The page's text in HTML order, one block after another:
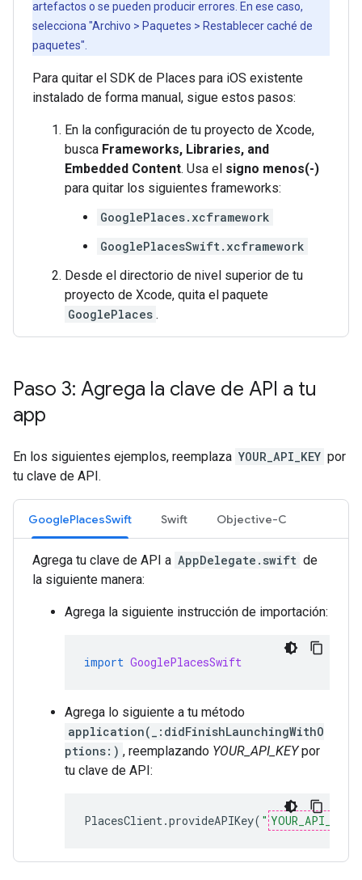
artefactos o se pueden producir errores. En ese caso,
selecciona "Archivo > Paquetes > Restablecer caché de
paquetes".
Para quitar el SDK de Places para iOS existente
instalado de forma manual, sigue estos pasos:
En la configuración de tu proyecto de Xcode,
busca Frameworks, Libraries, and
Embedded Content. Usa el signo menos(-)
para quitar los siguientes frameworks:
GooglePlaces.xcframework
GooglePlacesSwift.xcframework
Desde el directorio de nivel superior de tu
proyecto de Xcode, quita el paquete
GooglePlaces .
Paso 3: Agrega la clave de API a tu
app
En los siguientes ejemplos, reemplaza YOUR_API_KEY por
tu clave de API.
GooglePlacesSwift Swift Objective-C
Agrega tu clave de API a AppDelegate.swift de
la siguiente manera:
Agrega la siguiente instrucción de importación:
import GooglePlacesSwift
Agrega lo siguiente a tu método
application(_:didFinishLaunchingWithO
ptions:) , reemplazando YOUR_API_KEYpor
tu clave de API:
PlacesClient.provideAPIKey( " YOUR_API_KEY